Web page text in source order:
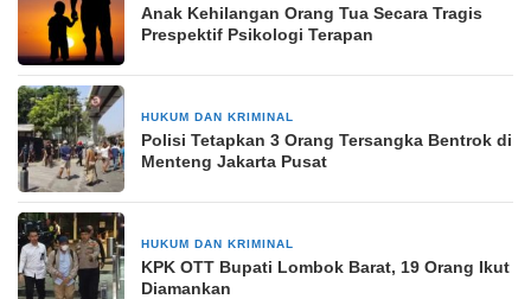
Anak Kehilangan Orang Tua Secara Tragis
Prespektif Psikologi Terapan
HUKUM DAN KRIMINAL
Polisi Tetapkan 3 Orang Tersangka Bentrok di
Menteng Jakarta Pusat
HUKUM DAN KRIMINAL
KPK OTT Bupati Lombok Barat, 19 Orang Ikut
Diamankan